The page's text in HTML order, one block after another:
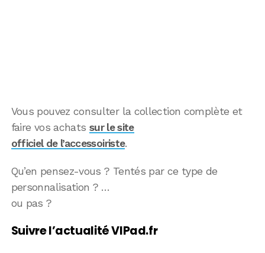
Vous pouvez consulter la collection complète et
faire vos achats sur le site
officiel de l’accessoiriste.
Qu’en pensez-vous ? Tentés par ce type de
personnalisation ? …
ou pas ?
Suivre l’actualité VIPad.fr